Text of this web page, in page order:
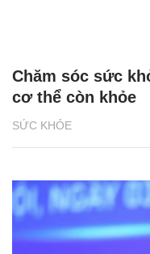
SỨC KHỎE
Chăm sóc sức
cơ thể còn khỏe